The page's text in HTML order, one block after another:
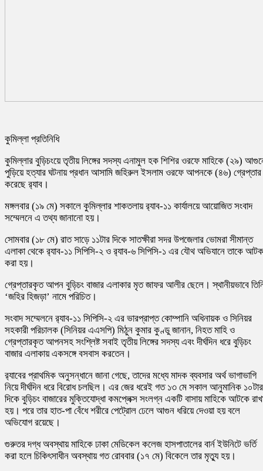
কুমিল্লা প্রতিনিধি
কুমিল্লার বুড়িচংয়ে তৃতীয় লিঙ্গের সদস্য এনামুল হক শিশির ওরফে মাহিকে (২৯)
পুড়িয়ে হত্যার ঘটনায় প্রধান আসামি জহিরুল ইসলাম ওরফে আপনকে (৪৬) গ্রেপ্তার
করেছে র‍্যাব।
মঙ্গলবার (১৯ মে) সকালে কুমিল্লার শাকতলায় র‍্যাব-১১ কার্যালয়ে আয়োজিত সংবাদ
সম্মেলনে এ তথ্য জানানো হয়।
সোমবার (১৮ মে) রাত সাড়ে ১১টার দিকে সাতক্ষীরা সদর উপজেলার ভোমরা সীমান্ত
এলাকা থেকে র‍্যাব-১১ সিপিসি-২ ও র‍্যাব-৬ সিপিসি-১ এর যৌথ অভিযানে তাকে আটক
করা হয়।
গ্রেপ্তারকৃত আপন বুড়িচং বাজার এলাকার মৃত জাফর আলীর ছেলে। স্থানীয়ভাবে
‘জহির হিজড়া’ নামে পরিচিত।
সংবাদ সম্মেলনে র‍্যাব-১১ সিপিসি-২ এর ভারপ্রাপ্ত কোম্পানি অধিনায়ক ও সিনিয়র
সহকারী পরিচালক (সিনিয়র এএসপি) মিঠুন কুমার কুণ্ডু জানান, নিহত মাহি ও
গ্রেপ্তারকৃত আপনসহ সংশ্লিষ্ট সবাই তৃতীয় লিঙ্গের সদস্য এবং দীর্ঘদিন ধরে বুড়িচং
বাজার এলাকায় একসঙ্গে বসবাস করতেন।
র‍্যাবের প্রাথমিক অনুসন্ধানে জানা গেছে, তাদের মধ্যে মাদক ব্যবসার অর্থ ভাগাভাগি
নিয়ে দীর্ঘদিন ধরে বিরোধ চলছিল। এর জের ধরেই গত ১৩ মে সকাল আনুমানিক ১০টার
দিকে বুড়িচং বাজারের মুক্তিযোদ্ধা কমপ্লেক্স সংলগ্ন একটি বাসায় মাহিকে আটকে
হয়। পরে তার হাত-পা বেঁধে শরীরে পেট্রোল ঢেলে আগুন ধরিয়ে দেওয়া হয় বলে
অভিযোগ রয়েছে।
গুরুতর দগ্ধ অবস্থায় মাহিকে ঢাকা মেডিকেল কলেজ হাসপাতালের বার্ন ইউনিটে ভর্তি
করা হলে চিকিৎসাধীন অবস্থায় গত রোববার (১৭ মে) বিকেলে তার মৃত্যু হয়।